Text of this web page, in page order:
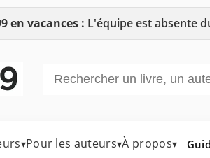
en vacances : L'équipe est absente
▾Pour les auteurs▾À propos▾